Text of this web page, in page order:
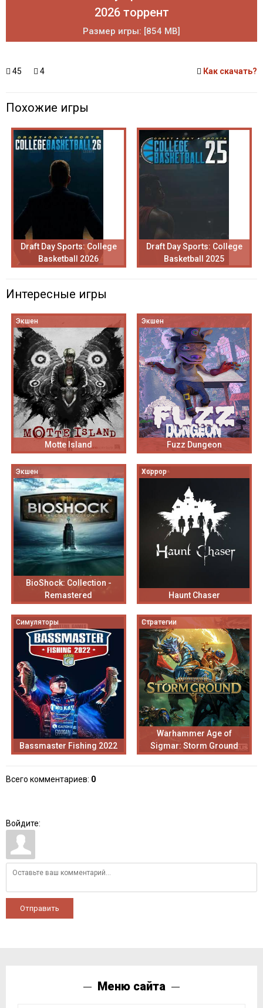
2026 торрент
Размер игры: [854 MB]
45 4 Как скачать?
Похожие игры
Draft Day Sports: College
Basketball 2026
Draft Day Sports: College
Basketball 2025
Интересные игры
Экшен
Motte Island
Экшен
Fuzz Dungeon
Экшен
BioShock: Collection -
Remastered
Хоррор
Haunt Chaser
Симуляторы
Bassmaster Fishing 2022
Стратегии
Warhammer Age of
Sigmar: Storm Ground
Всего комментариев: 0
Войдите:
Отправить
Меню сайта